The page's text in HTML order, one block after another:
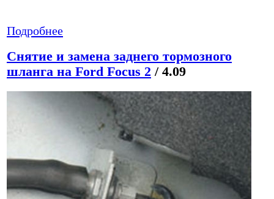
Подробнее
Снятие и замена заднего тормозного
шланга на Ford Focus 2 / 4.09